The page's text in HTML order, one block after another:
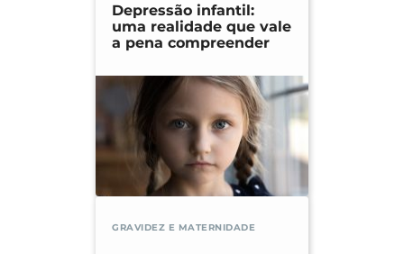
Depressão infantil:
uma realidade que vale
a pena compreender
GRAVIDEZ E MATERNIDADE